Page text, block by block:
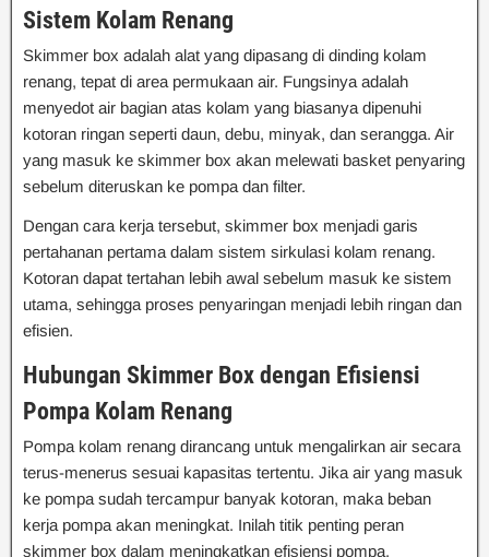
Sistem Kolam Renang
Skimmer box adalah alat yang dipasang di dinding kolam
renang, tepat di area permukaan air. Fungsinya adalah
menyedot air bagian atas kolam yang biasanya dipenuhi
kotoran ringan seperti daun, debu, minyak, dan serangga. Air
yang masuk ke skimmer box akan melewati basket penyaring
sebelum diteruskan ke pompa dan filter.
Dengan cara kerja tersebut, skimmer box menjadi garis
pertahanan pertama dalam sistem sirkulasi kolam renang.
Kotoran dapat tertahan lebih awal sebelum masuk ke sistem
utama, sehingga proses penyaringan menjadi lebih ringan dan
efisien.
Hubungan Skimmer Box dengan Efisiensi
Pompa Kolam Renang
Pompa kolam renang dirancang untuk mengalirkan air secara
terus-menerus sesuai kapasitas tertentu. Jika air yang masuk
ke pompa sudah tercampur banyak kotoran, maka beban
kerja pompa akan meningkat. Inilah titik penting peran
skimmer box dalam meningkatkan efisiensi pompa.